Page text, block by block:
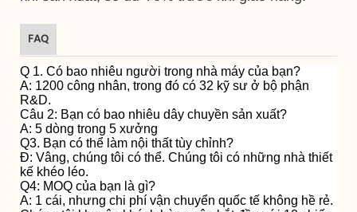
FAQ
Q 1. Có bao nhiêu người trong nhà máy của bạn?
A: 1200 công nhân, trong đó có 32 kỹ sư ở bộ phận
R&D.
Câu 2: Bạn có bao nhiêu dây chuyền sản xuất?
A: 5 dòng trong 5 xưởng
Q3. Bạn có thể làm nội thất tùy chỉnh?
Đ: Vâng, chúng tôi có thể. Chúng tôi có những nhà thiết
kế khéo léo.
Q4: MOQ của bạn là gì?
A: 1 cái, nhưng chi phí vận chuyển quốc tế không hề rẻ.